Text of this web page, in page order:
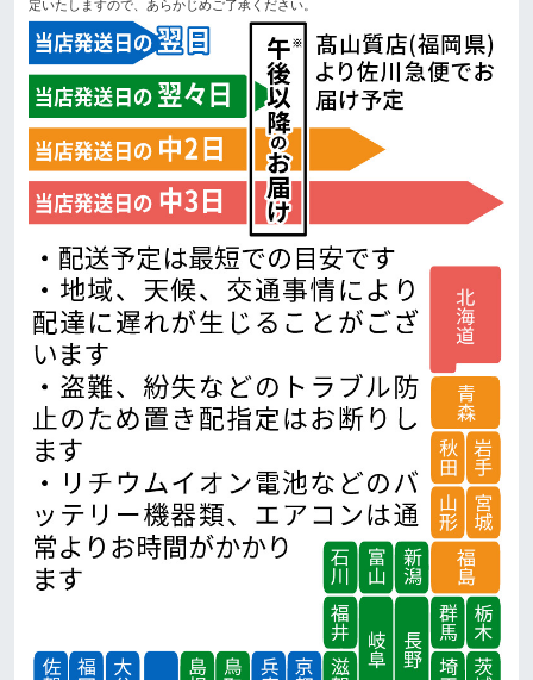
定いたしますので、あらかじめご了承ください。